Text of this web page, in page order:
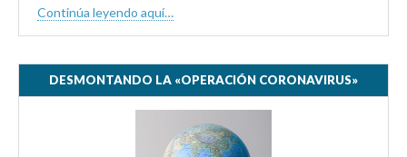
Continúa leyendo aquí…
DESMONTANDO LA «OPERACIÓN CORONAVIRUS»